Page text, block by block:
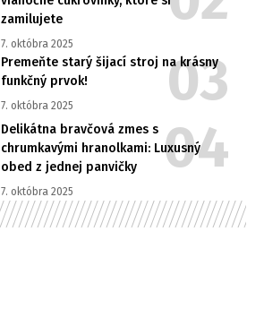
zamilujete
7. októbra 2025
Premeňte starý šijací stroj na krásny
funkčný prvok!
7. októbra 2025
Delikátna bravčová zmes s
chrumkavými hranolkami: Luxusný
obed z jednej panvičky
7. októbra 2025